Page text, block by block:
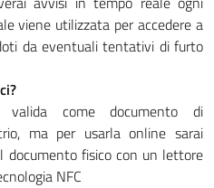
viene utilizzata per accedere a
da eventuali tentativi di furto
come documento di
ma per usarla online sarai
documento fisico con un lettore
NFC